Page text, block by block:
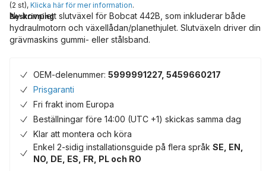
(2 st), Klicka här för mer information.
Beskrivning
Ny komplett slutväxel för Bobcat 442B, som inkluderar både
hydraulmotorn och växellådan/planethjulet. Slutväxeln driver din
grävmaskins gummi- eller stålsband.
OEM-delenummer: 5999991227, 5459660217
Prisgaranti
Fri frakt inom Europa
Beställningar före 14:00 (UTC +1) skickas samma dag
Klar att montera och köra
Enkel 2-sidig installationsguide på flera språk SE, EN,
NO, DE, ES, FR, PL och RO